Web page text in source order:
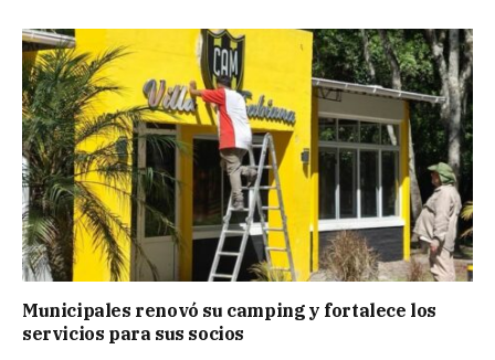
Municipales renovó su camping y fortalece los
servicios para sus socios